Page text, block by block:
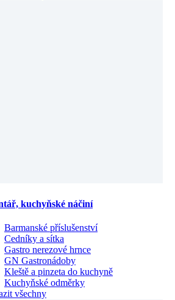
kuchyňské náčiní
Barmanské příslušenství
Cedníky a sítka
Gastro nerezové hrnce
GN Gastronádoby
Kleště a pinzeta do kuchyně
Kuchyňské odměrky
všechny